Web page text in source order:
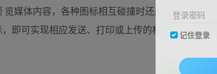
览媒体内容，各种图标相互碰撞时还应用了物理效
即可实现相应发送、打印或上传的相应功能，也
登录密码
记住登录